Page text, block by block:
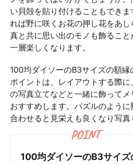
い貝殻を貼り付けることもでき
れば野に咲くお花の押し花をあ
真と共に思い出のモノも飾るこ
一層楽しくなります。
100均ダイソーのB3サイズの額
ポイントは、レイアウトする際
の写真立てなどと一緒に飾って
おすすめします。パズルのよう
合わせると見栄えも良くなり写真
POINT
100均ダイソーのB3サイズ